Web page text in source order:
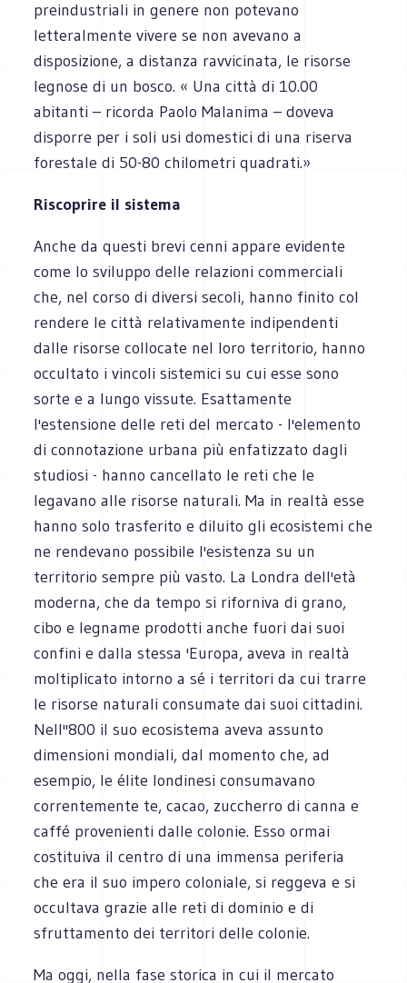
preindustriali in genere non potevano
letteralmente vivere se non avevano a
disposizione, a distanza ravvicinata, le risorse
legnose di un bosco. « Una città di 10.00
abitanti – ricorda Paolo Malanima – doveva
disporre per i soli usi domestici di una riserva
forestale di 50-80 chilometri quadrati.»
Riscoprire il sistema
Anche da questi brevi cenni appare evidente
come lo sviluppo delle relazioni commerciali
che, nel corso di diversi secoli, hanno finito col
rendere le città relativamente indipendenti
dalle risorse collocate nel loro territorio, hanno
occultato i vincoli sistemici su cui esse sono
sorte e a lungo vissute. Esattamente
l'estensione delle reti del mercato - l'elemento
di connotazione urbana più enfatizzato dagli
studiosi - hanno cancellato le reti che le
legavano alle risorse naturali. Ma in realtà esse
hanno solo trasferito e diluito gli ecosistemi che
ne rendevano possibile l'esistenza su un
territorio sempre più vasto. La Londra dell'età
moderna, che da tempo si riforniva di grano,
cibo e legname prodotti anche fuori dai suoi
confini e dalla stessa 'Europa, aveva in realtà
moltiplicato intorno a sé i territori da cui trarre
le risorse naturali consumate dai suoi cittadini.
Nell''800 il suo ecosistema aveva assunto
dimensioni mondiali, dal momento che, ad
esempio, le élite londinesi consumavano
correntemente te, cacao, zuccherro di canna e
caffé provenienti dalle colonie. Esso ormai
costituiva il centro di una immensa periferia
che era il suo impero coloniale, si reggeva e si
occultava grazie alle reti di dominio e di
sfruttamento dei territori delle colonie.
Ma oggi, nella fase storica in cui il mercato